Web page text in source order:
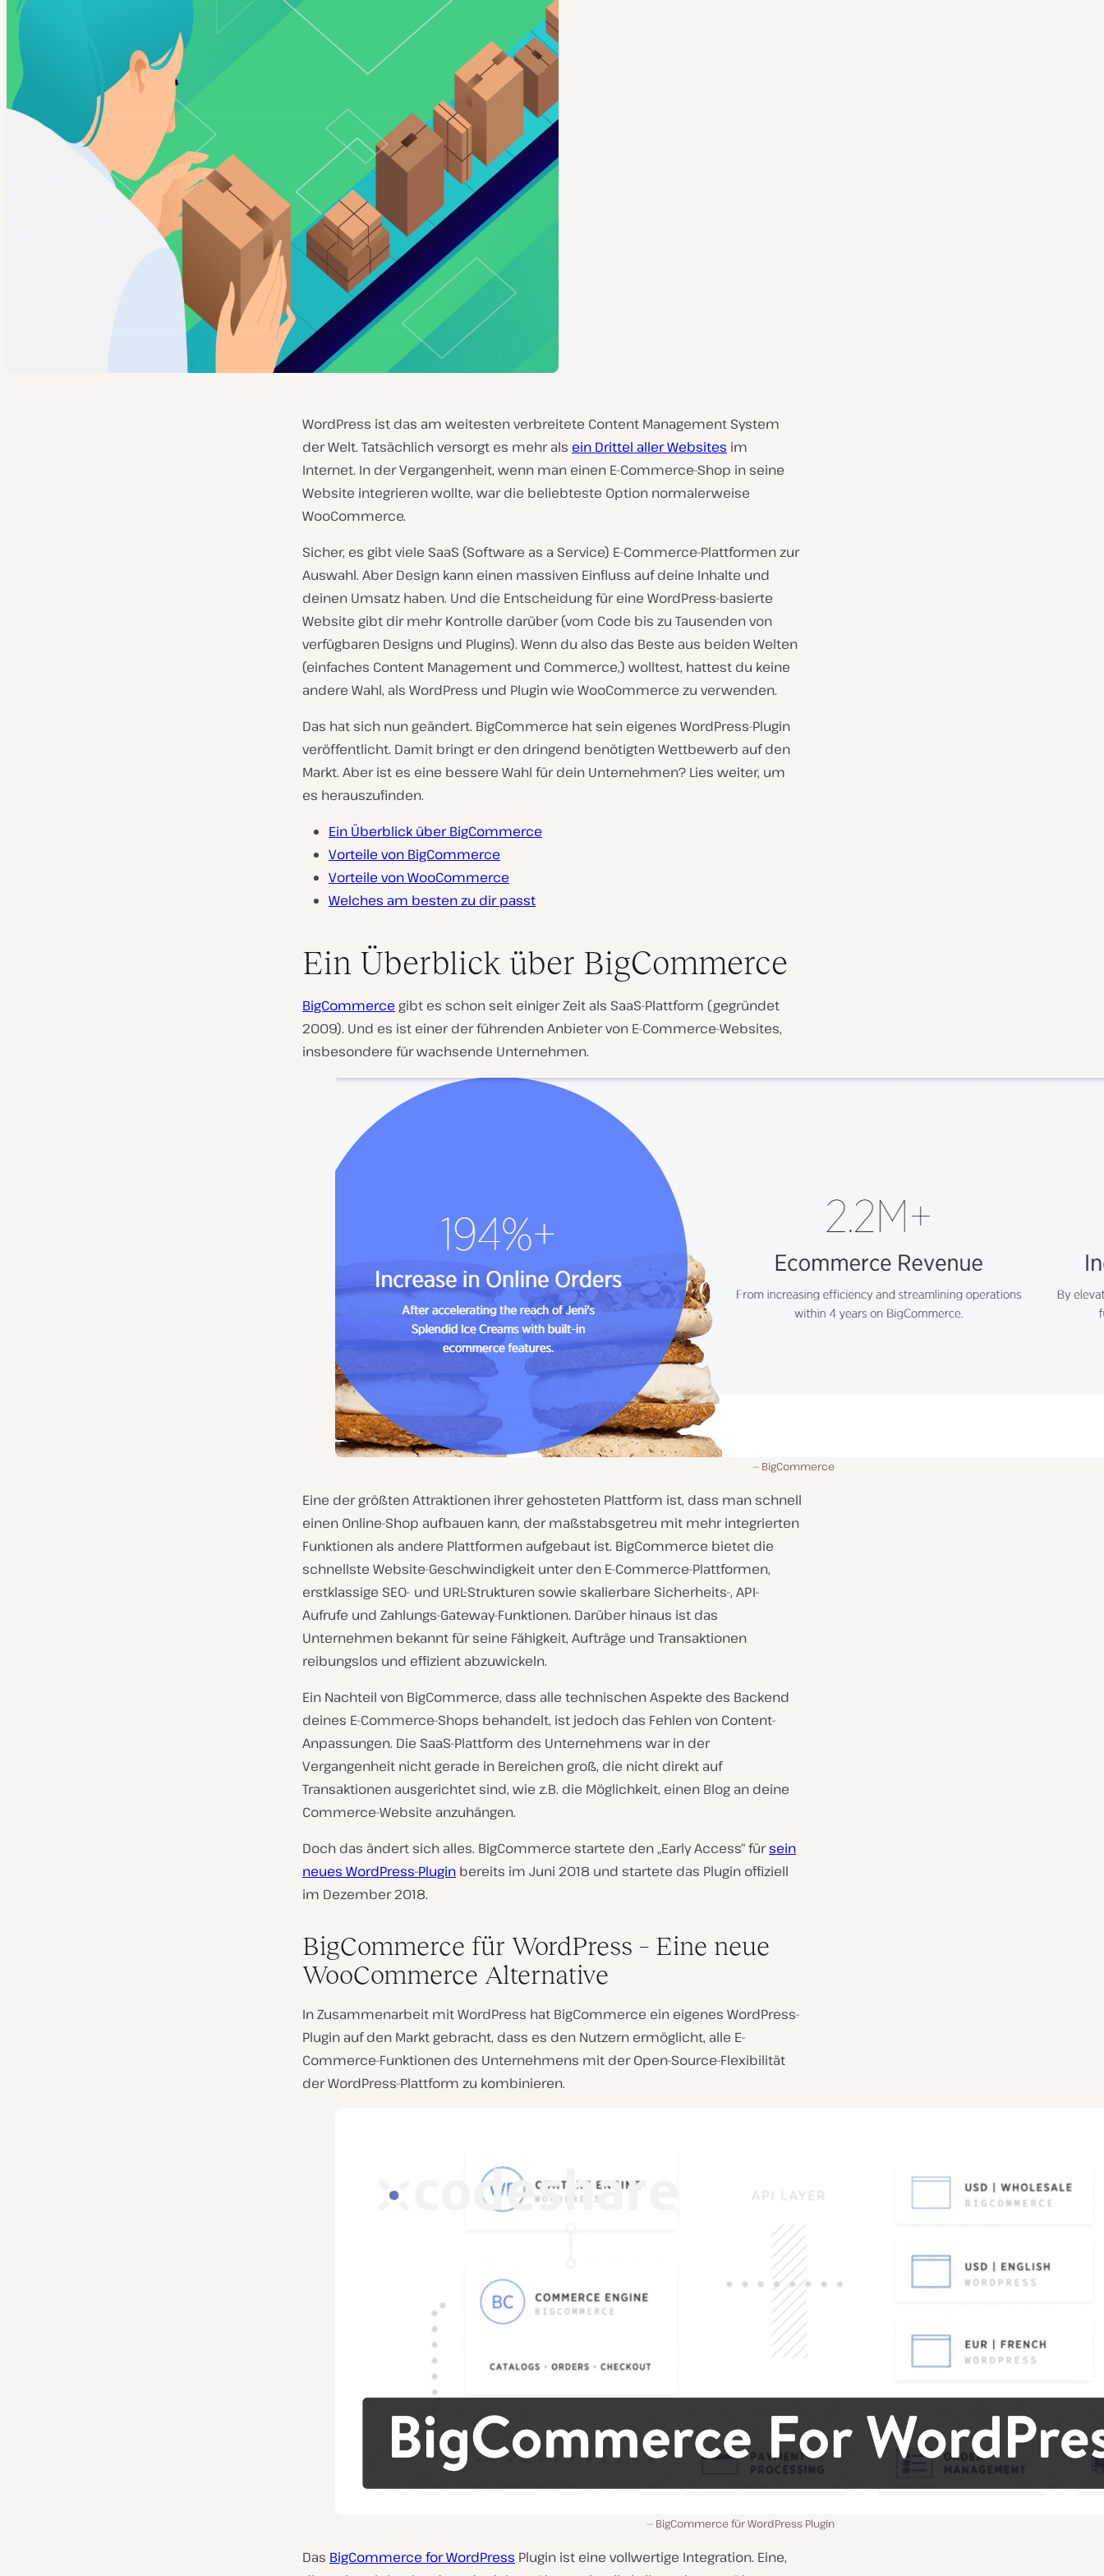
WordPress ist das am weitesten verbreitete Content Management System
der Welt. Tatsächlich versorgt es mehr als ein Drittel aller Websites im
Internet. In der Vergangenheit, wenn man einen E-Commerce-Shop in seine
Website integrieren wollte, war die beliebteste Option normalerweise
WooCommerce.
Sicher, es gibt viele SaaS (Software as a Service) E-Commerce-Plattformen zur
Auswahl. Aber Design kann einen massiven Einfluss auf deine Inhalte und
deinen Umsatz haben. Und die Entscheidung für eine WordPress-basierte
Website gibt dir mehr Kontrolle darüber (vom Code bis zu Tausenden von
verfügbaren Designs und Plugins). Wenn du also das Beste aus beiden Welten
(einfaches Content Management und Commerce,) wolltest, hattest du keine
andere Wahl, als WordPress und Plugin wie WooCommerce zu verwenden.
Das hat sich nun geändert. BigCommerce hat sein eigenes WordPress-Plugin
veröffentlicht. Damit bringt er den dringend benötigten Wettbewerb auf den
Markt. Aber ist es eine bessere Wahl für dein Unternehmen? Lies weiter, um
es herauszufinden.
Ein Überblick über BigCommerce
Vorteile von BigCommerce
Vorteile von WooCommerce
Welches am besten zu dir passt
Ein Überblick über BigCommerce
BigCommerce gibt es schon seit einiger Zeit als SaaS-Plattform (gegründet
2009). Und es ist einer der führenden Anbieter von E-Commerce-Websites,
insbesondere für wachsende Unternehmen.
BigCommerce
Eine der größten Attraktionen ihrer gehosteten Plattform ist, dass man schnell
einen Online-Shop aufbauen kann, der maßstabsgetreu mit mehr integrierten
Funktionen als andere Plattformen aufgebaut ist. BigCommerce bietet die
schnellste Website-Geschwindigkeit unter den E-Commerce-Plattformen,
erstklassige SEO- und URL-Strukturen sowie skalierbare Sicherheits-, API-
Aufrufe und Zahlungs-Gateway-Funktionen. Darüber hinaus ist das
Unternehmen bekannt für seine Fähigkeit, Aufträge und Transaktionen
reibungslos und effizient abzuwickeln.
Ein Nachteil von BigCommerce, dass alle technischen Aspekte des Backend
deines E-Commerce-Shops behandelt, ist jedoch das Fehlen von Content-
Anpassungen. Die SaaS-Plattform des Unternehmens war in der
Vergangenheit nicht gerade in Bereichen groß, die nicht direkt auf
Transaktionen ausgerichtet sind, wie z.B. die Möglichkeit, einen Blog an deine
Commerce-Website anzuhängen.
Doch das ändert sich alles. BigCommerce startete den „Early Access“ fürsein
neues WordPress-Plugin bereits im Juni 2018 und startete das Plugin offiziell
im Dezember 2018.
BigCommerce für WordPress – Eine neue
WooCommerce Alternative
In Zusammenarbeit mit WordPress hat BigCommerce ein eigenes WordPress-
Plugin auf den Markt gebracht, dass es den Nutzern ermöglicht, alle E-
Commerce-Funktionen des Unternehmens mit der Open-Source-Flexibilität
der WordPress-Plattform zu kombinieren.
BigCommerce für WordPress Plugin
Das BigCommerce for WordPress Plugin ist eine vollwertige Integration. Eine,